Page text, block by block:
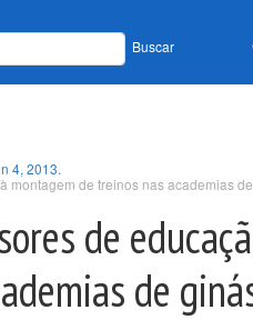
Buscar
4, 2013.
de treinos nas academias
de
de